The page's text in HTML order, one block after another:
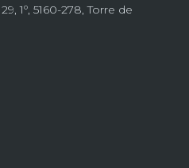
1º, 5160-278, Torre de